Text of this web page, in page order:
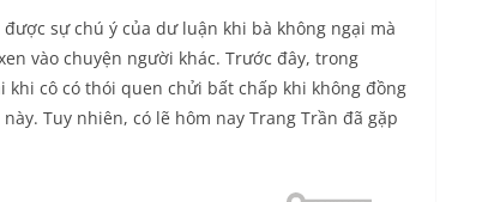
sự chú ý của dư luận khi bà không ngại mà
vào chuyện người khác. Trước đây, trong
cô có thói quen chửi bất chấp khi không đồng
Tuy nhiên, có lẽ hôm nay Trang Trần đã gặp